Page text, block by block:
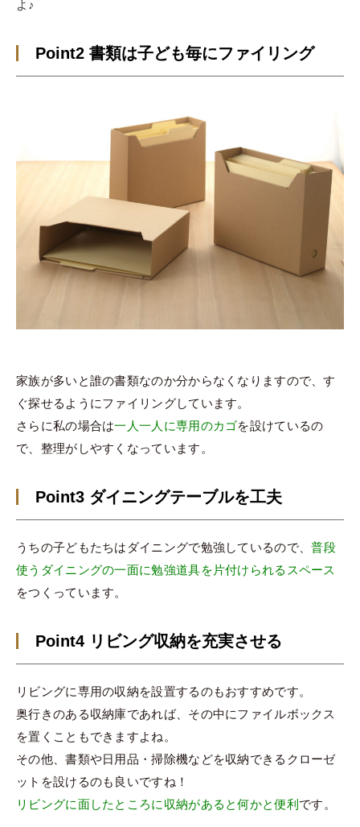
よ♪
Point2 書類は子ども毎にファイリング
家族が多いと誰の書類なのか分からなくなりますので、す
ぐ探せるようにファイリングしています。
さらに私の場合は一人一人に専用のカゴを設けているの
で、整理がしやすくなっています。
Point3 ダイニングテーブルを工夫
うちの子どもたちはダイニングで勉強しているので、普段
使うダイニングの一面に勉強道具を片付けられるスペース
をつくっています。
Point4 リビング収納を充実させる
リビングに専用の収納を設置するのもおすすめです。
奥行きのある収納庫であれば、その中にファイルボックス
を置くこともできますよね。
その他、書類や日用品・掃除機などを収納できるクローゼ
ットを設けるのも良いですね！
リビングに面したところに収納があると何かと便利 です。